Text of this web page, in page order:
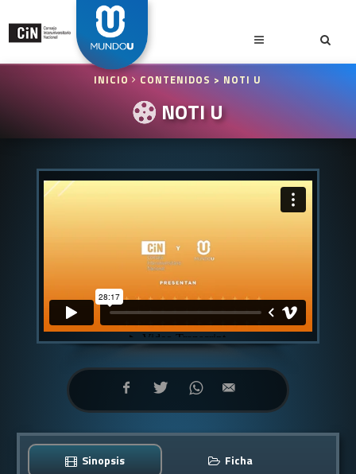
INICIO CONTENIDOS > NOTI U
NOTI U
Sinopsis
Ficha